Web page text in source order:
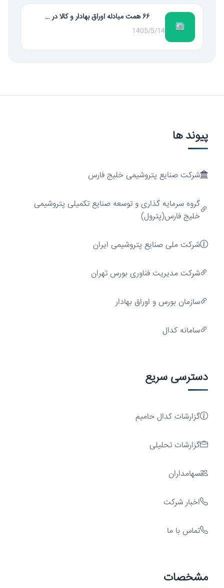
۶۶ همت مبادله اوراق بهادار و کالا در …
1405/5/14
ارزش‌آفرینی
پایدار
پیوند ها
شرکت صنایع پتروشیمی خلیج فارس
گروه سرمایه گذاری و توسعه صنایع تکمیلی پتروشیمی
خلیج فارس(پترول)
شرکت ملی صنایع پتروشیمی ایران
شركت مديريت فناوری بورس تهران
سازمان بورس و اوراق بهادار
سامانه کدال
دسترسی سریع
گزارشات کدال حامیم
گزارشات تحلیلی
سهامداران
اخبار شرکت
تماس با ما
مشخصات